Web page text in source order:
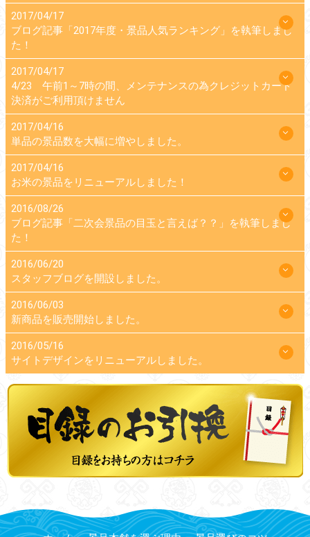
2017/04/17
ブログ記事「2017年度・景品人気ランキング」を執筆しまし
た！
2017/04/17
4/23 午前1～7時の間、メンテナンスの為クレジットカード
決済がご利用頂けません
2017/04/16
単品の景品数を大幅に増やしました。
2017/04/16
お米の景品をリニューアルしました！
2016/08/26
ブログ記事「二次会景品の目玉と言えば？？」を執筆しまし
た！
2016/06/20
スタッフブログを開設しました。
2016/06/03
新商品を販売開始しました。
2016/05/16
サイトデザインをリニューアルしました。